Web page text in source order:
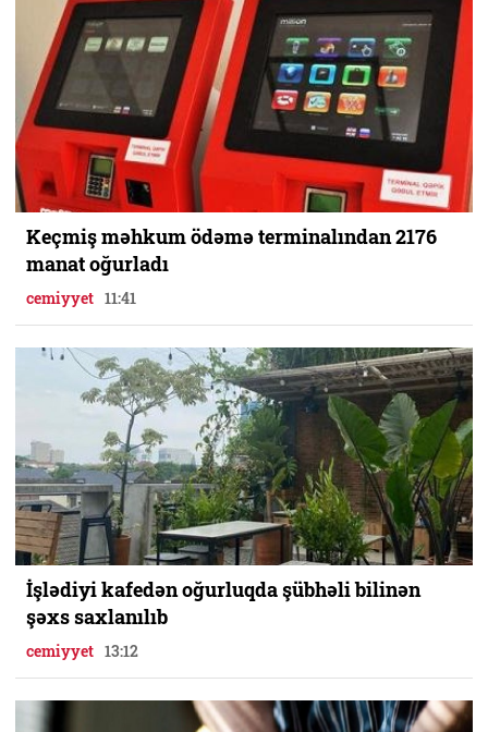
Keçmiş məhkum ödəmə terminalından 2176
manat oğurladı
cemiyyet 11:41
İşlədiyi kafedən oğurluqda şübhəli bilinən
şəxs saxlanılıb
cemiyyet 13:12